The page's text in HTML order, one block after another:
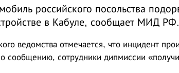
российского посольства
в Кабуле, сообщает МИД РФ.
ведомства отмечается, что инцидент
сообщению, сотрудники дипмиссии